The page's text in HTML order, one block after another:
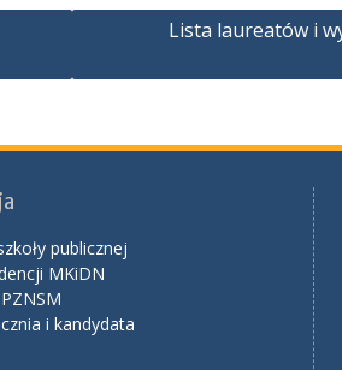
Lista laureatów i
publicznej
MKiDN
i kandydata